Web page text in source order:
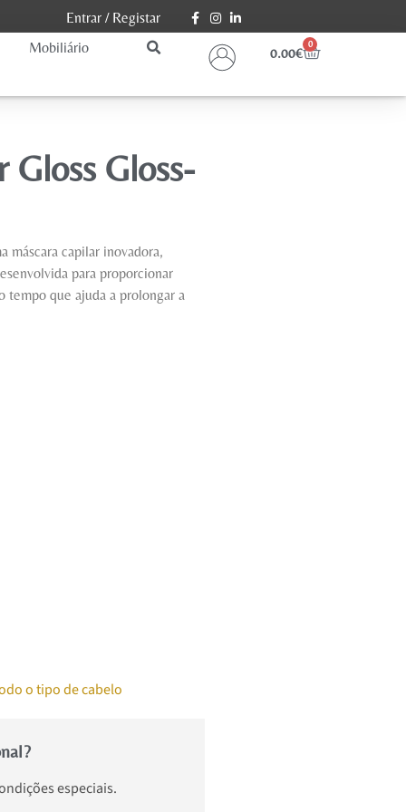
Entrar/ Registar
Mobiliário 0.00€
0
Gloss Gloss-
máscara capilar inovadora,
para proporcionar
tempo que ajuda a prolongar a
o tipo de cabelo
especiais.